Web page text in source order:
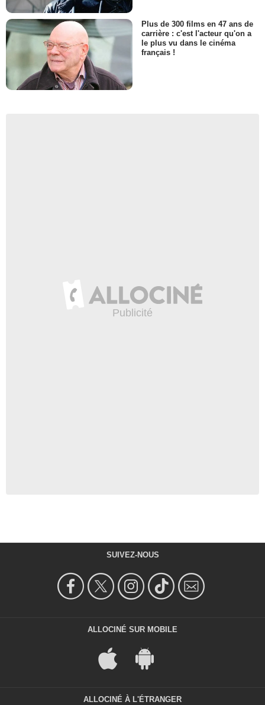
Plus de 300 films en 47 ans de
carrière : c'est l'acteur qu'on a
le plus vu dans le cinéma
français !
SUIVEZ-NOUS
ALLOCINÉ SUR MOBILE
ALLOCINÉ À L'ÉTRANGER